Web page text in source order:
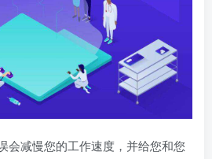
会减慢您的工作速度，并给您和您